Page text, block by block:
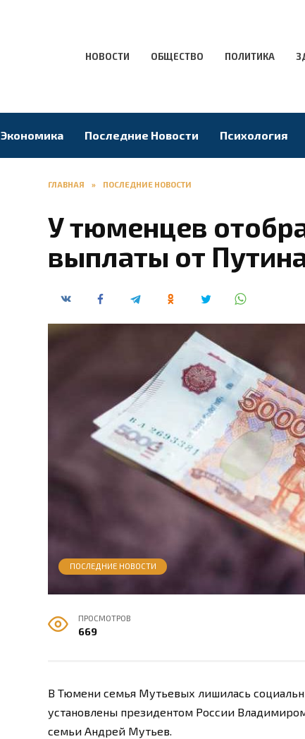
НОВОСТИ ОБЩЕСТВО ПОЛИТИКА
Экономика Последние Новости Психология
ГЛАВНАЯ » ПОСЛЕДНИЕ НОВОСТИ
У тюменцев
выплаты от
ПОСЛЕДНИЕ НОВОСТИ
ПРОСМОТРОВ
669
В Тюмени семья Мутьевых лишилась
установлены президентом России
семьи Андрей Мутьев.